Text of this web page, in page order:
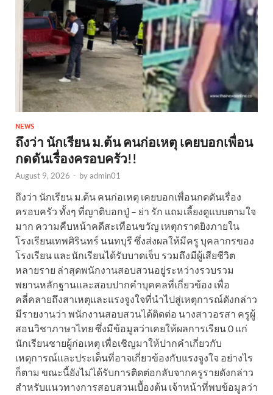
NEWS
ถึงว่า นักเรียน ม.ต้น คนก่อเหตุ เคยบอกเพื่อน
กดดันเรื่องครอบครัว!!
August 9, 2026 - byadmin01
ถึงว่า นักเรียน ม.ต้น คนก่อเหตุ เคยบอกเพื่อนกดดันเรื่อง
ครอบครัว ทั้งๆ ที่ญาติบอกปู่ – ย่า รัก แถมเลี้ยงดูแบบตามใจ
มาก ความคืบหน้าคดีสะเทือนขวัญ เหตุกราดยิงภายใน
โรงเรียนเทพศิรินทร์ นนทบุรี ซึ่งส่งผลให้มีครู บุคลากรของ
โรงเรียน และนักเรียนได้รับบาดเจ็บ รวมถึงมีผู้เสียชีวิต
หลายราย ล่าสุดพนักงานสอบสวนอยู่ระหว่างรวบรวม
พยานหลักฐานและสอบปากคำบุคคลที่เกี่ยวข้อง เพื่อ
คลี่คลายถึงสาเหตุและแรงจูงใจที่นำไปสู่เหตุการณ์ดังกล่าว
มีรายงานว่า พนักงานสอบสวนได้ติดต่อ นางสาวอรสา ครูผู้
สอนวิชาภาษาไทย ซึ่งมีข้อมูลว่าเคยให้ผลการเรียน 0 แก่
นักเรียนชายผู้ก่อเหตุ เพื่อเชิญมาให้ปากคำเกี่ยวกับ
เหตุการณ์และประเด็นที่อาจเกี่ยวข้องกับแรงจูงใจ อย่างไร
ก็ตาม ขณะนี้ยังไม่ได้รับการติดต่อกลับจากครูรายดังกล่าว
สำหรับแนวทางการสอบสวนเบื้องต้น เจ้าหน้าที่พบข้อมูลว่า